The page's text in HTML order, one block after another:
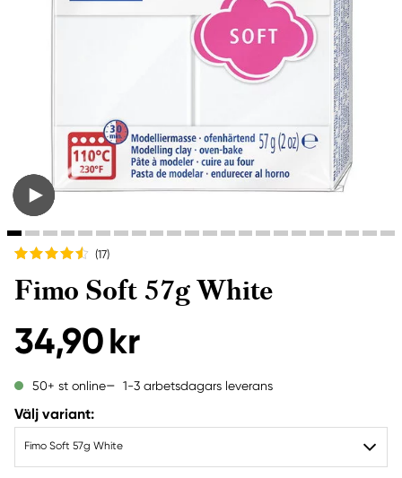
(17)
Fimo Soft 57g White
34,90 kr
50+ st online 1-3 arbetsdagars leverans
Välj variant:
Fimo Soft 57g White